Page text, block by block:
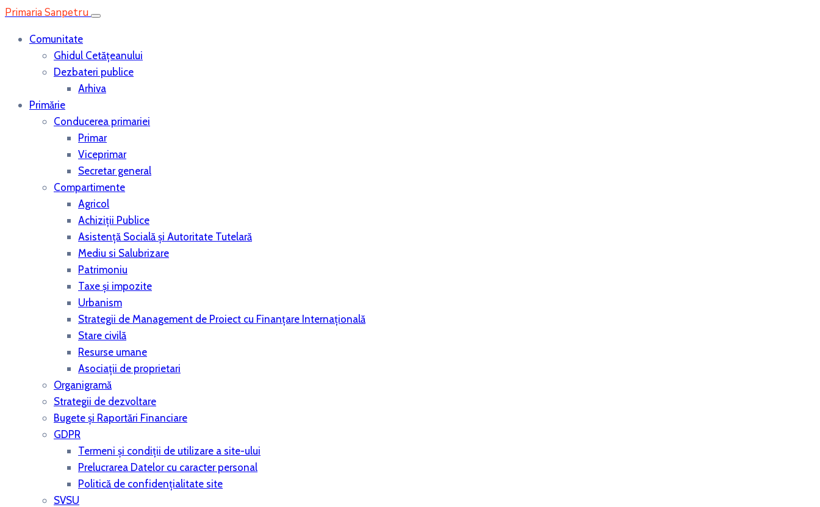
Primaria Sanpetru
Comunitate
Ghidul Cetățeanului
Dezbateri publice
Arhiva
Primărie
Conducerea primariei
Primar
Viceprimar
Secretar general
Compartimente
Agricol
Achiziții Publice
Asistenţă Socială și Autoritate Tutelară
Mediu si Salubrizare
Patrimoniu
Taxe și impozite
Urbanism
Strategii de Management de Proiect cu Finanțare Internațională
Stare civilă
Resurse umane
Asociații de proprietari
Organigramă
Strategii de dezvoltare
Bugete şi Raportări Financiare
GDPR
Termeni și condiții de utilizare a site-ului
Prelucrarea Datelor cu caracter personal
Politică de confidențialitate site
SVSU